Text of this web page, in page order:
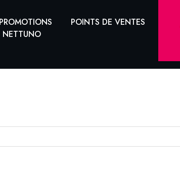
PROMOTIONS
POINTS DE VENTES
NETTUNO